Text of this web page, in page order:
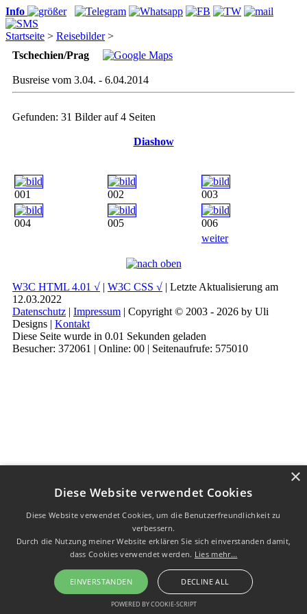
Info
Startseite > Reisebilder>
Tschechien/Prag
Busreise vom 3.04. - 6.04.2014
Gefunden: 31 Bilder auf 4 Seiten
Diashow
001 002 003
004 005
006
weiter
W3C HTML 4.01 √ | W3C CSS √ | Letzte Aktualisierung am
12.03.2022
Datenschutz | Impressum | Copyright © 2003 - 2026 by Uli
Designs | Kontakt
Diese Seite wurde in 0.01 Sekunden geladen
Besucher: 372061 | Online: 00 | Seitenaufrufe: 575010
Diese Website verwendet Cookies
Diese Website verwendet Cookies, um die Benutzerfreundlichkeit zu
verbessern.
Durch die Nutzung meiner Website erklären Sie sich einverstanden damit,
dass Cookies verwendet werden. Lies mehr...
EINVERSTANDEN DECLINE ALL
POWERED BY COOKIE-SCRIPT
×